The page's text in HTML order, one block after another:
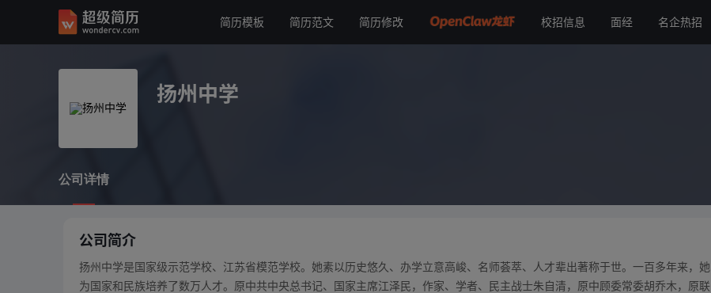
简历模板 简历范文 简历修改 校招信息 面经 名企热招
扬州中学
扬州中学
公司详情
公司简介
扬州中学是国家级示范学校、江苏省模范学校。她素以历史悠久、办学立意高峻、名师荟萃、人才辈出著称于世。一百多年来，她
为国家和民族培养了数万人才。原中共中央总书记、国家主席江泽民，作家、学者、民主战士朱自清，原中顾委常委胡乔木，原联